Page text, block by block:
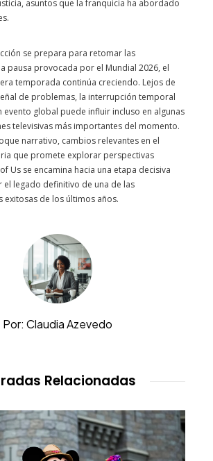
asuntos que la franquicia ha abordado
se prepara para retomar las
pausa provocada por el Mundial 2026, el
temporada continúa creciendo. Lejos de
de problemas, la interrupción temporal
evento global puede influir incluso en algunas
televisivas más importantes del momento.
narrativo, cambios relevantes en el
que promete explorar perspectivas
Us se encamina hacia una etapa decisiva
legado definitivo de una de las
exitosas de los últimos años.
Por: Claudia Azevedo
Relacionadas